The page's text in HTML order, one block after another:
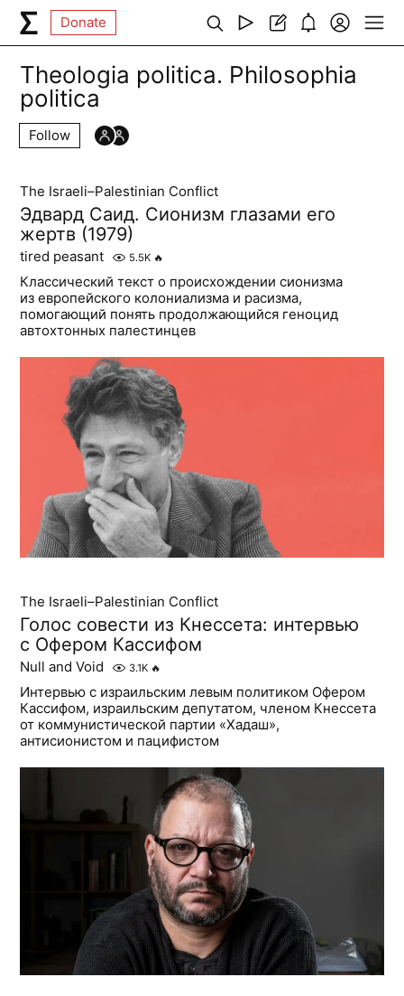
Donate
Theologia politica. Philosophia
politica
Follow
The Israeli–Palestinian Conflict
Эдвард Саид. Сионизм глазами его
жертв (1979)
tired peasant 5.5K 🔥
Классический текст о происхождении сионизма
из европейского колониализма и расизма,
помогающий понять продолжающийся геноцид
автохтонных палестинцев
The Israeli–Palestinian Conflict
Голос совести из Кнессета: интервью
с Офером Кассифом
Null and Void 3.1K 🔥
Интервью с израильским левым политиком Офером
Кассифом, израильским депутатом, членом Кнессета
от коммунистической партии «Хадаш»,
антисионистом и пацифистом